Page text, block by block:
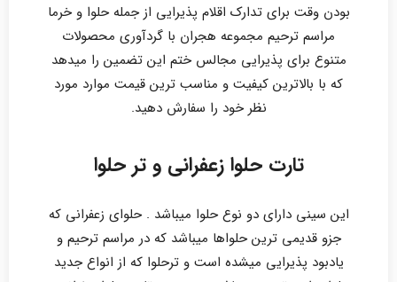
بودن وقت برای تدارک اقلام پذیرایی از جمله حلوا و خرما
مراسم ترحیم مجموعه هجران با گردآوری محصولات
متنوع برای پذیرایی مجالس ختم این تضمین را میدهد
که با بالاترین کیفیت و مناسب ترین قیمت موارد مورد
نظر خود را سفارش دهید.
تارت حلوا زعفرانی و تر حلوا
این سینی دارای دو نوع حلوا میباشد . حلوای زعفرانی که
جزو قدیمی ترین حلواها میباشد که در مراسم ترحیم و
یادبود پذیرایی میشده است و ترحلوا که از انواع جدید